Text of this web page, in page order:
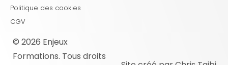
Politique des cookies
CGV
© 2026 Enjeux
Formations. Tous droits